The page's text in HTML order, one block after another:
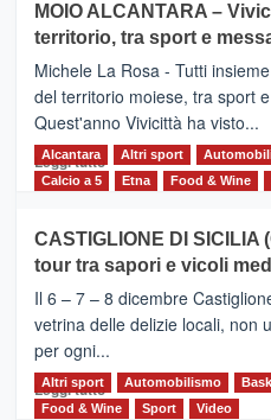
Torna
la
Supermaratona
dell’Etna
MOIO ALCANTARA –
territorio, tra sport e
Michele La Rosa - Tutti
del territorio moiese, tra sport
Quest'anno Vivicittà ha visto...
Leggi tutto Leggi
MOIO
ALCANTARA
–
Vivicittà,
alla
scoperta
del
territorio,
Alcantara Altri sport
Calcio a 5
Etna Food & Wine
CASTIGLIONE DI SICILIA
tour tra sapori e vicoli
Il 6 – 7 – 8 dicembre
vetrina delle delizie locali, non
per ogni...
Leggi tuttoLeggi
di
Altri sport Automobilismo
Food & Wine
Sport Video